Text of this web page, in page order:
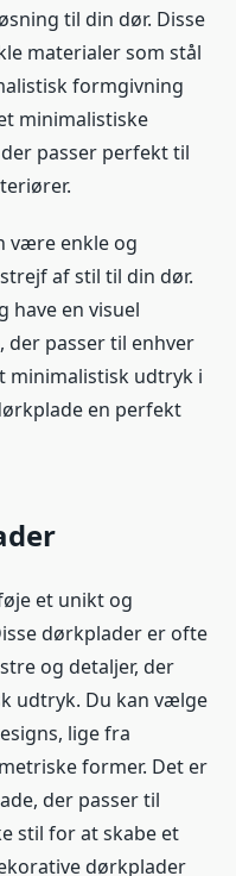
til din dør. Disse
materialer som stål
formgivning
minimalistiske
passer perfekt til
være enkle og
af stil til din dør.
have en visuel
passer til enhver
minimalistisk udtryk i
en perfekt
et unikt og
dørkplader er ofte
og detaljer, der
udtryk. Du kan vælge
lige fra
former. Det er
der passer til
stil for at skabe et
dørkplader